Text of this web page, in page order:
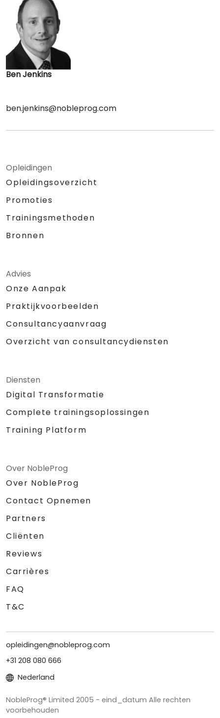
Ben Jenkins
ben.jenkins@nobleprog.com
Opleidingen
Opleidingsoverzicht
Promoties
Trainingsmethoden
Bronnen
Advies
Onze Aanpak
Praktijkvoorbeelden
Consultancyaanvraag
Overzicht van consultancydiensten
Diensten
Digital Transformatie
Complete trainingsoplossingen
Training Platform
Over NobleProg
Over NobleProg
Contact Opnemen
Partners
Cliënten
Reviews
Carrières
FAQ
T&C
opleidingen@nobleprog.com
+31 208 080 666
Nederland
NobleProg® Limited 2005 - eind_datum Alle rechten
voorbehouden